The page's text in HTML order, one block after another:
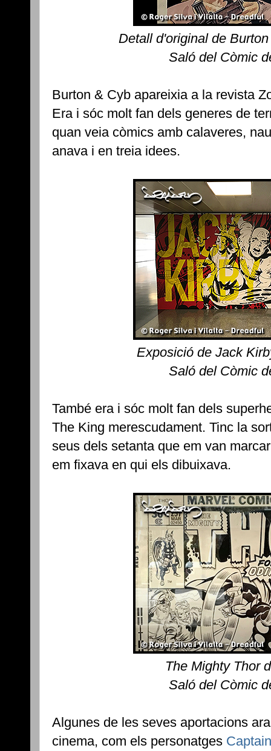
Detall d'original de
Saló del Còmic
Burton & Cyb apareixia a la revista
Era i sóc molt fan dels generes de
quan veia còmics amb calaveres,
anava i en treia idees.
Exposició de Jack
Saló del Còmic
També era i sóc molt fan dels
The King merescudament. Tinc la
seus dels setanta que em van
em fixava en qui els dibuixava.
The Mighty Thor
Saló del Còmic
Algunes de les seves aportacions
cinema, com els personatges